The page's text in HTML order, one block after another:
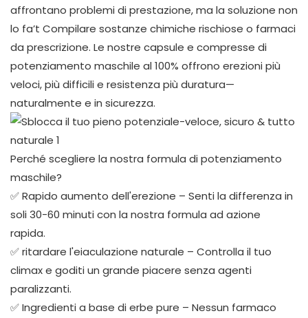
affrontano problemi di prestazione, ma la soluzione non
lo fa’t Compilare sostanze chimiche rischiose o farmaci
da prescrizione. Le nostre capsule e compresse di
potenziamento maschile al 100% offrono erezioni più
veloci, più difficili e resistenza più duratura—
naturalmente e in sicurezza.
Perché scegliere la nostra formula di potenziamento
maschile?
✅ Rapido aumento dell'erezione – Senti la differenza in
soli 30-60 minuti con la nostra formula ad azione
rapida.
✅ ritardare l'eiaculazione naturale – Controlla il tuo
climax e goditi un grande piacere senza agenti
paralizzanti.
✅ Ingredienti a base di erbe pure – Nessun farmaco